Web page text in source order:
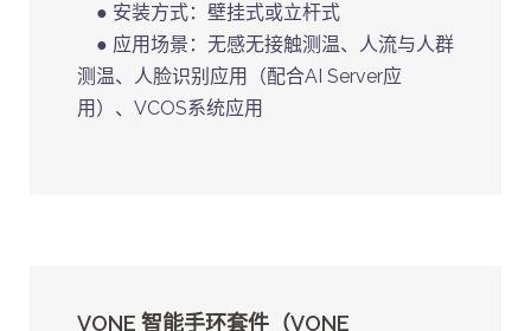
● 安装方式：壁挂式或立杆式
● 应用场景：无感无接触测温、人流与人群
测温、人脸识别应用（配合AI Server应
用）、VCOS系统应用
VONE 智能手环套件（VONE